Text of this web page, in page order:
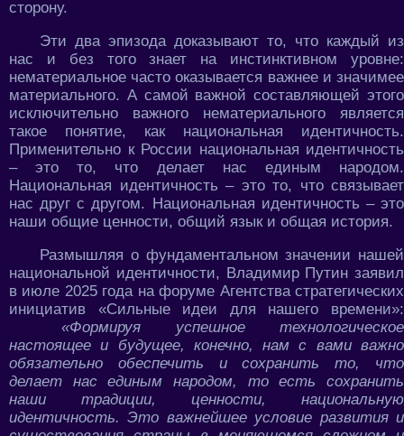
сторону.
Эти два эпизода доказывают то, что каждый из
нас и без того знает на инстинктивном уровне:
нематериальное часто оказывается важнее и значимее
материального. А самой важной составляющей этого
исключительно важного нематериального является
такое понятие, как национальная идентичность.
Применительно к России национальная идентичность
– это то, что делает нас единым народом.
Национальная идентичность – это то, что связывает
нас друг с другом. Национальная идентичность – это
наши общие ценности, общий язык и общая история.
Размышляя о фундаментальном значении нашей
национальной идентичности, Владимир Путин заявил
в июле 2025 года на форуме Агентства стратегических
инициатив «Сильные идеи для нашего времени»:
«Формируя успешное технологическое
настоящее и будущее, конечно, нам с вами важно
обязательно обеспечить и сохранить то, что
делает нас единым народом, то есть сохранить
наши традиции, ценности, национальную
идентичность. Это важнейшее условие развития и